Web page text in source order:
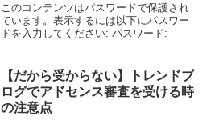
このコンテンツはパスワードで保護され
ています。表示するには以下にパスワー
ドを入力してください: パスワード:
【だから受からない】トレンドブ
ログでアドセンス審査を受ける時
の注意点